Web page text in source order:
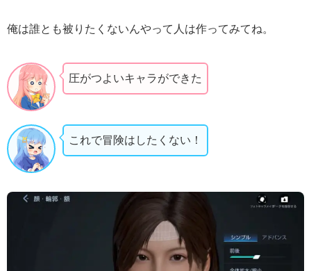
俺は誰とも被りたくないんやって人は作ってみてね。
圧がつよいキャラができた
これで冒険はしたくない！